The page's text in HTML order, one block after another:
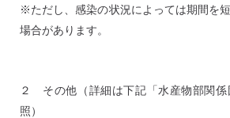
※ただし、感染の状況によっては期間を
場合があります。
２ その他（詳細は下記「水産物部関係
照）